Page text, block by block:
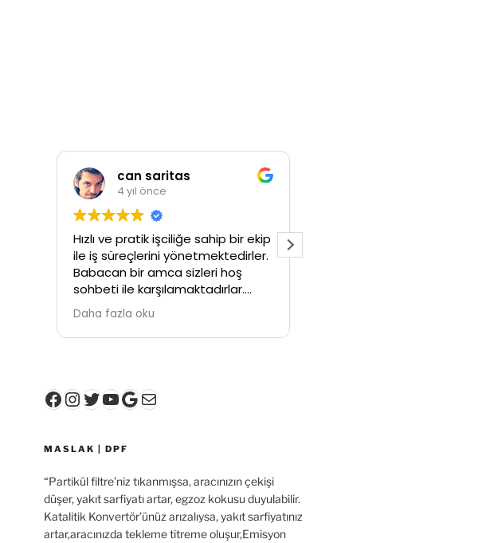
can saritas
4 yıl önce
Hızlı ve pratik işciliğe sahip bir ekip
ile iş süreçlerini yönetmektedirler.
Babacan bir amca sizleri hoş
sohbeti ile karşılamaktadırlar.
Temiz işcilikleri için teşekkürler.
Daha fazla oku
Facebook
Instagram
Twitter
YouTube
Google
E-posta
MASLAK | DPF
“Partikül filtre’niz tıkanmışsa, aracınızın çekişi
düşer, yakıt sarfiyatı artar, egzoz kokusu duyulabilir.
Katalitik Konvertör’ünüz arızalıysa, yakıt sarfiyatınız
artar,aracınızda tekleme titreme oluşur,Emisyon